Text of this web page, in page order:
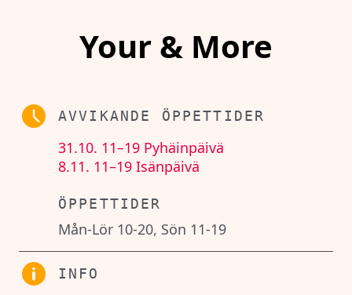
Your & More
AVVIKANDE ÖPPETTIDER
31.10. 11–19 Pyhäinpäivä
8.11. 11–19 Isänpäivä
ÖPPETTIDER
Mån-Lör 10-20, Sön 11-19
INFO